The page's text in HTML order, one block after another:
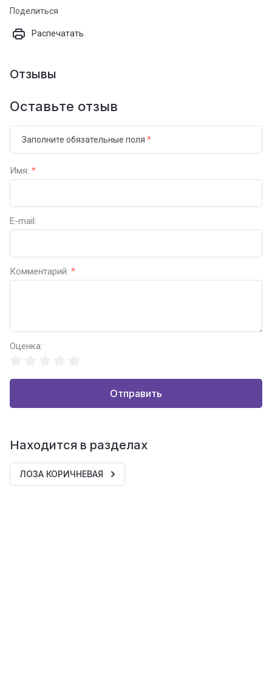
Поделиться
Распечатать
Отзывы
Оставьте отзыв
Заполните обязательные поля *
Имя: *
E-mail:
Комментарий: *
Оценка:
Отправить
Находится в разделах
ЛОЗА КОРИЧНЕВАЯ